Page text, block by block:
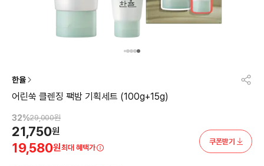
한율
어린쑥 클렌징 팩밤 기획세트 (100g+15g)
32%29,000원
21,750원
19,580원최대 혜택가
쿠폰받기